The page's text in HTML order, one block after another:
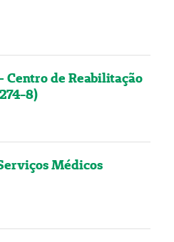
Centro de Reabilitação
8)
Médicos